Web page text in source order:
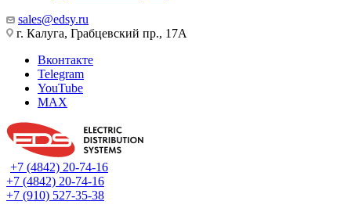
sales@edsy.ru
г. Калуга, Грабцевский пр., 17А
Вконтакте
Telegram
YouTube
MAX
+7 (4842) 20-74-16
+7 (4842) 20-74-16
+7 (910) 527-35-38